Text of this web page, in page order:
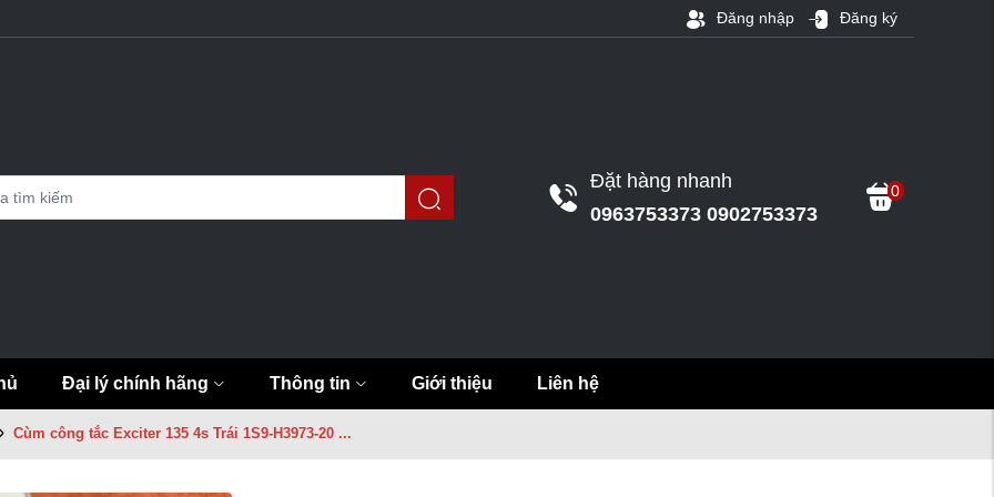
Đăng nhập Đăng ký
Đặt hàng nhanh
0963753373 0902753373
0
Đại lý chính hãng Thông tin Giới thiệu Liên hệ
Cùm công tắc Exciter 135 4s Trái 1S9-H3973-20 ...